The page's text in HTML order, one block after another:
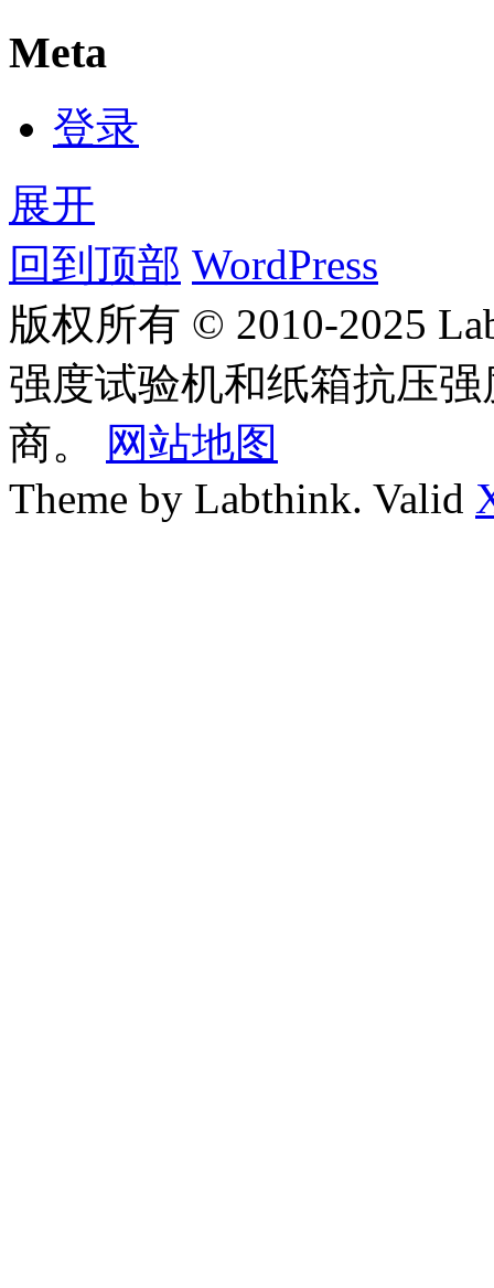
Meta
登录
展开
回到顶部 WordPress
版权所有 © 2010-2025
强度试验机和纸箱抗压
商。
网站地图
Theme by Labthink. Valid